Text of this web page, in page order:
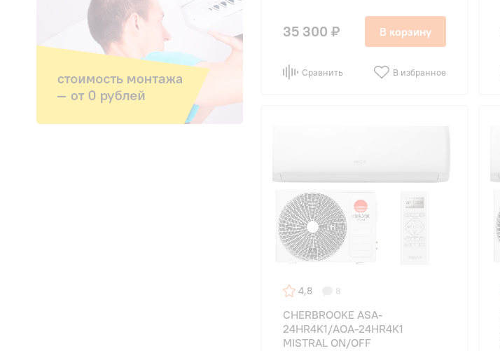
35 300 ₽ В корзину
Сравнить В избранное
4,8 8
CHERBROOKE ASA-
24HR4K1/AOA-24HR4K1
MISTRAL ON/OFF